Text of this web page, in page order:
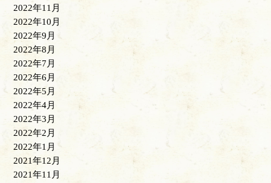
2022年11月
2022年10月
2022年9月
2022年8月
2022年7月
2022年6月
2022年5月
2022年4月
2022年3月
2022年2月
2022年1月
2021年12月
2021年11月